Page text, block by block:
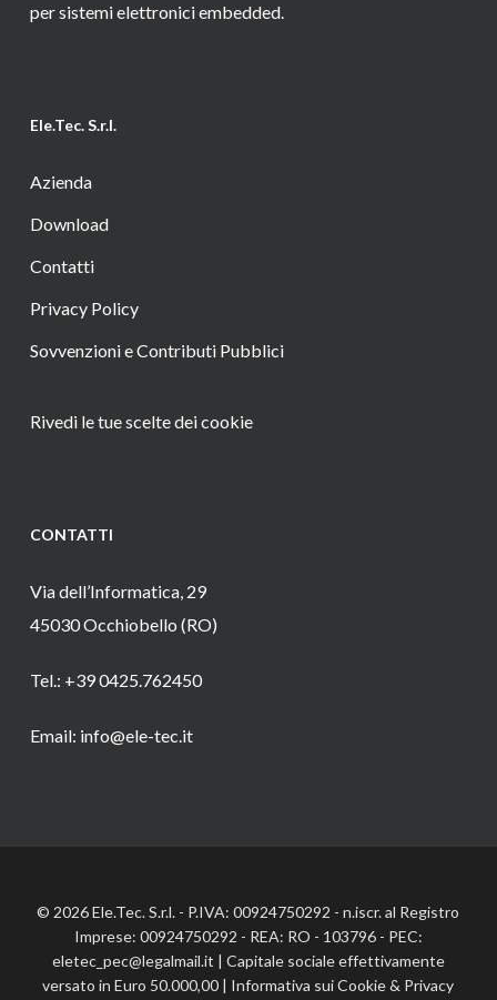
per sistemi elettronici embedded.
Ele.Tec. S.r.l.
Azienda
Download
Contatti
Privacy Policy
Sovvenzioni e Contributi Pubblici
Rivedi le tue scelte dei cookie
CONTATTI
Via dell’Informatica, 29
45030 Occhiobello (RO)
Tel.: +39 0425.762450
Email: info@ele-tec.it
© 2026 Ele.Tec. S.r.l. - P.IVA: 00924750292 - n.iscr. al Registro
Imprese: 00924750292 - REA: RO - 103796 - PEC:
eletec_pec@legalmail.it | Capitale sociale effettivamente
versato in Euro 50.000,00 | Informativa sui Cookie& Privacy